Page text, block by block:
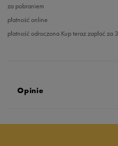
za pobraniem
płatność online
płatność odroczona Kup teraz zapłać za
Opinie